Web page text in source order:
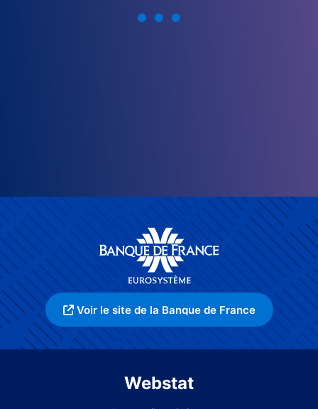
Voir le site de la Banque de France
Webstat